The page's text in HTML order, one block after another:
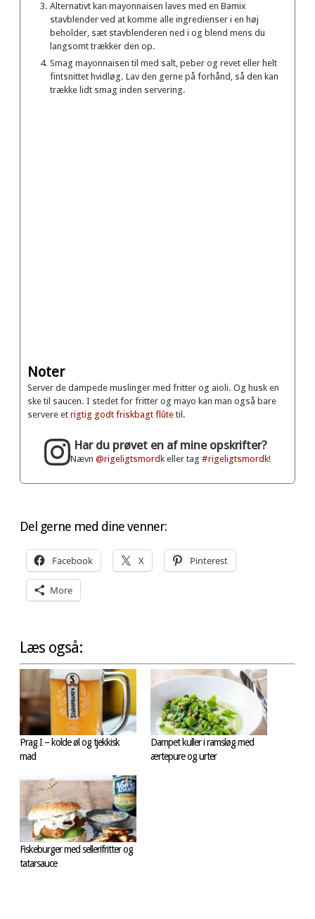
Alternativt kan mayonnaisen laves med en Bamix
stavblender ved at komme alle ingredienser i en høj
beholder, sæt stavblenderen ned i og blend mens du
langsomt trækker den op.
Smag mayonnaisen til med salt, peber og revet eller helt
fintsnittet hvidløg. Lav den gerne på forhånd, så den kan
trække lidt smag inden servering.
Noter
Server de dampede muslinger med fritter og aioli. Og husk en
ske til saucen. I stedet for fritter og mayo kan man også bare
servere et rigtig godt friskbagt flûte til.
Har du prøvet en af mine opskrifter?
Nævn@rigeligtsmordk eller tag#rigeligtsmordk!
Del gerne med dine venner:
Facebook X Pinterest
More
Læs også:
Prag I – kolde øl og tjekkisk
mad
Dampet kuller i ramsløg med
ærtepure og urter
Fiskeburger med sellerifritter og
tatarsauce